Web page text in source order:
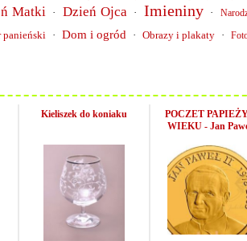
Matki · Dzień Ojca · Imieniny ·
panieński · Dom i ogród · Obrazy i plakaty ·
Kieliszek do koniaku
POCZET
WIEKU - Jan